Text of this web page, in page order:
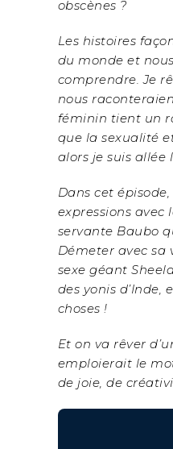
obscènes ?
Les histoires
du monde et
comprendre. Je
nous
féminin tient un
que la sexualité
alors je suis allée
Dans cet
expressions avec
servante Baubo
Démeter avec sa
sexe géant
des yonis d’Inde,
choses !
Et on va rêver
emploierait le
de joie, de